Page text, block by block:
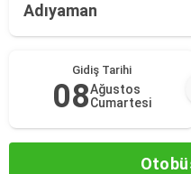
Adıyaman
Gidiş Tarihi
08Ağustos
Cumartesi